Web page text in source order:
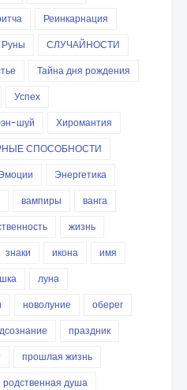
Реинкарнация
Руны
СЛУЧАЙНОСТИ
Тайна дня рождения
Успех
шуй
Хиромантия
СПОСОБНОСТИ
Энергетика
вампиры
ванга
жизнь
знаки икона
имя
луна
новолуние
оберег
праздник
прошлая жизнь
родственная душа